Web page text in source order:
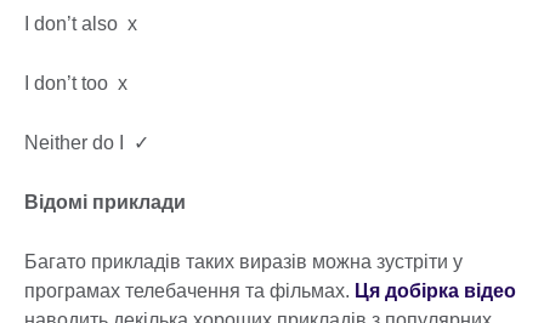
I don’t also х
I don’t too х
Neither do I ✓
Відомі приклади
Багато прикладів таких виразів можна зустріти у
програмах телебачення та фільмах. Ця добірка відео